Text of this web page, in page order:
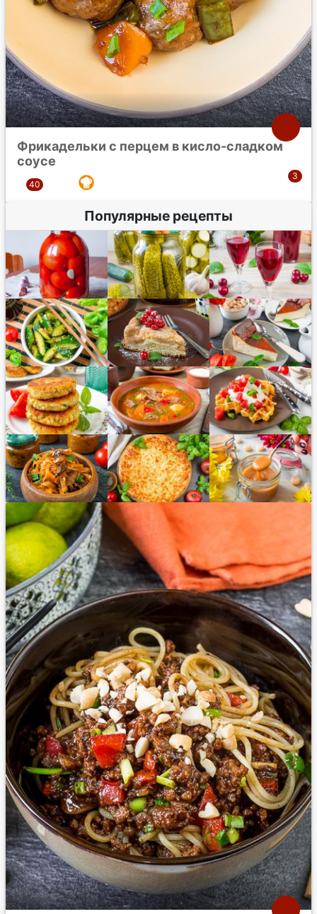
Фрикадельки с перцем в кисло-сладком
соусе
Популярные рецепты